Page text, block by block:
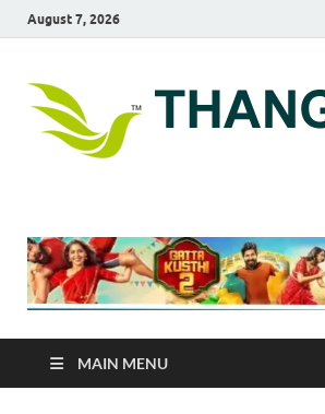
August 7, 2026
MAIN MENU